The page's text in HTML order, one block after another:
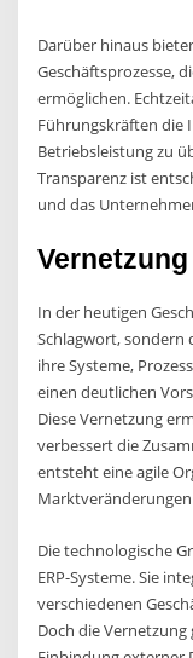
Darüber hinaus
Geschäftsprozesse,
ermöglichen.
Führungskräften die
Betriebsleistung zu
Transparenz ist
und das
In der heutigen
Schlagwort, sondern
ihre Systeme,
einen deutlichen
Diese Vernetzung
verbessert die
entsteht eine agile
Die technologische
ERP-Systeme. Sie
verschiedenen
Doch die